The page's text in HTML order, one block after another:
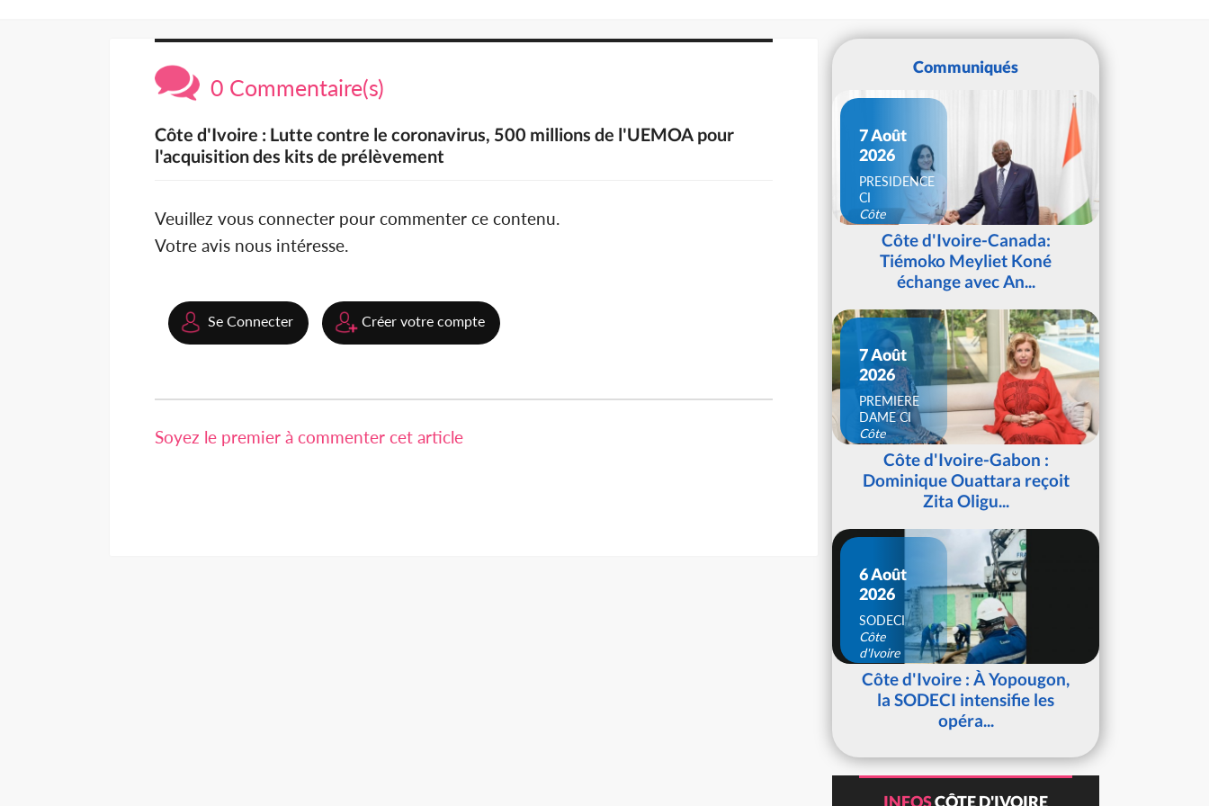
0 Commentaire(s)
Côte d'Ivoire : Lutte contre le coronavirus, 500 millions de l'UEMOA pour
l'acquisition des kits de prélèvement
Veuillez vous connecter pour commenter ce contenu.
Votre avis nous intéresse.
Se Connecter Créer votre compte
Soyez le premier à commenter cet article
Communiqués
7 Août
2026
PRESIDENCE
CI
Côte
d'IvoireCôte d'Ivoire-Canada:
Tiémoko Meyliet Koné
échange avec An...
7 Août
2026
PREMIERE
DAME CI
Côte
d'IvoireCôte d'Ivoire-Gabon :
Dominique Ouattara reçoit
Zita Oligu...
6 Août
2026
SODECI
Côte
d'Ivoire
Côte d'Ivoire : À Yopougon,
la SODECI intensifie les
opéra...
INFOSCÔTE D'IVOIRE